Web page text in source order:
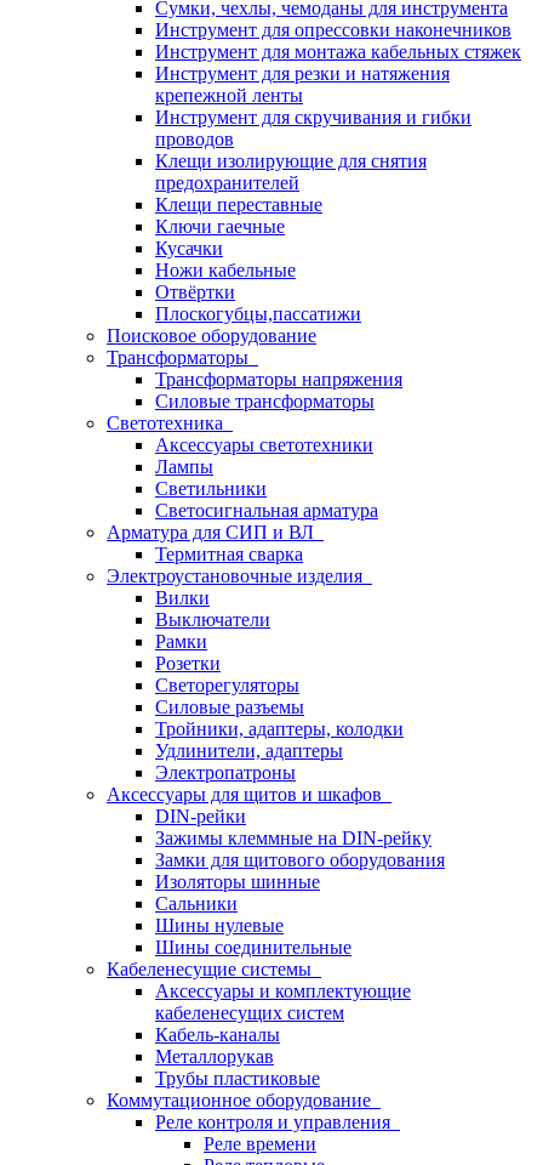
Сумки, чехлы, чемоданы для инструмента
Инструмент для опрессовки наконечников
Инструмент для монтажа кабельных стяжек
Инструмент для резки и натяжения
крепежной ленты
Инструмент для скручивания и гибки
проводов
Клещи изолирующие для снятия
предохранителей
Клещи переставные
Ключи гаечные
Кусачки
Ножи кабельные
Отвёртки
Плоскогубцы,пассатижи
Поисковое оборудование
Трансформаторы
Трансформаторы напряжения
Силовые трансформаторы
Светотехника
Аксессуары светотехники
Лампы
Светильники
Светосигнальная арматура
Арматура для СИП и ВЛ
Термитная сварка
Электроустановочные изделия
Вилки
Выключатели
Рамки
Розетки
Светорегуляторы
Силовые разъемы
Тройники, адаптеры, колодки
Удлинители, адаптеры
Электропатроны
Аксессуары для щитов и шкафов
DIN-рейки
Зажимы клеммные на DIN-рейку
Замки для щитового оборудования
Изоляторы шинные
Сальники
Шины нулевые
Шины соединительные
Кабеленесущие системы
Аксессуары и комплектующие
кабеленесущих систем
Кабель-каналы
Металлорукав
Трубы пластиковые
Коммутационное оборудование
Реле контроля и управления
Реле времени